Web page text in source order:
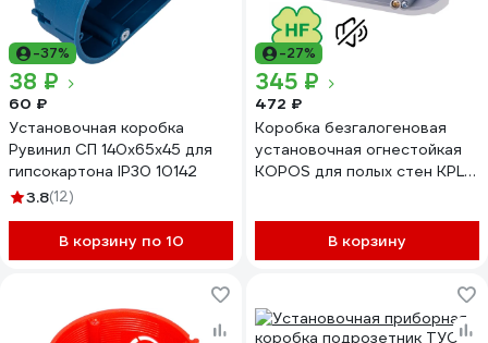
-37%
38 ₽
60 ₽
Установочная коробка
Рувинил СП 140х65х45 для
гипсокартона IP30 10142
3.8(12)
В корзину по 10
-27%
345 ₽
472 ₽
Коробка безгалогеновая
установочная огнестойкая
KOPOS для полых стен KPL
В корзину